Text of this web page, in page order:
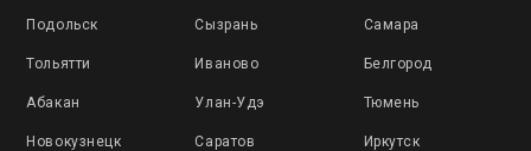
Подольск Сызрань Самара
Тольятти Иваново Белгород
Абакан Улан-Удэ Тюмень
Новокузнецк Саратов Иркутск